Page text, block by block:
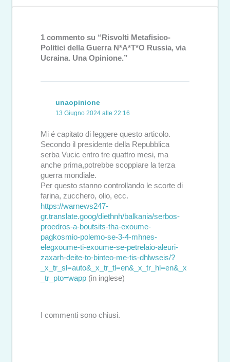
1 commento su “Risvolti Metafisico-
Politici della Guerra N*A*T*O Russia, via
Ucraina. Una Opinione.”
unaopinione
13 Giugno 2024 alle 22:16
Mi é capitato di leggere questo articolo.
Secondo il presidente della Repubblica
serba Vucic entro tre quattro mesi, ma
anche prima,potrebbe scoppiare la terza
guerra mondiale.
Per questo stanno controllando le scorte di
farina, zucchero, olio, ecc.
https://warnews247-
gr.translate.goog/diethnh/balkania/serbos-
proedros-a-boutsits-tha-exoume-
pagkosmio-polemo-se-3-4-mhnes-
elegxoume-ti-exoume-se-petrelaio-aleuri-
zaxarh-deite-to-binteo-me-tis-dhlwseis/?
_x_tr_sl=auto&_x_tr_tl=en&_x_tr_hl=en&_x
_tr_pto=wapp (in inglese)
I commenti sono chiusi.